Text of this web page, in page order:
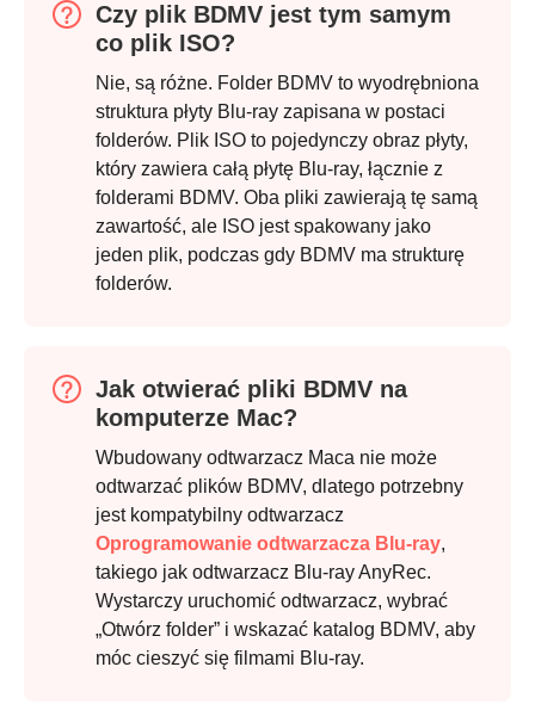
Czy plik BDMV jest tym samym
co plik ISO?
Nie, są różne. Folder BDMV to wyodrębniona
struktura płyty Blu-ray zapisana w postaci
folderów. Plik ISO to pojedynczy obraz płyty,
który zawiera całą płytę Blu-ray, łącznie z
folderami BDMV. Oba pliki zawierają tę samą
zawartość, ale ISO jest spakowany jako
jeden plik, podczas gdy BDMV ma strukturę
folderów.
Jak otwierać pliki BDMV na
komputerze Mac?
Wbudowany odtwarzacz Maca nie może
odtwarzać plików BDMV, dlatego potrzebny
jest kompatybilny odtwarzacz
Oprogramowanie odtwarzacza Blu-ray,
takiego jak odtwarzacz Blu-ray AnyRec.
Wystarczy uruchomić odtwarzacz, wybrać
„Otwórz folder” i wskazać katalog BDMV, aby
móc cieszyć się filmami Blu-ray.